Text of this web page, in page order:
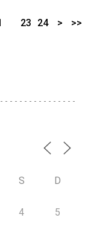
23 24 > >>
S D
4 5